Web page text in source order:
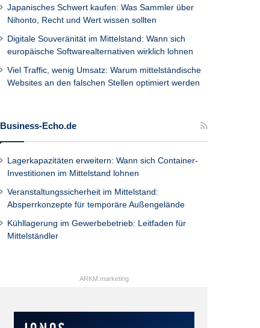
Japanisches Schwert kaufen: Was Sammler über
Nihonto, Recht und Wert wissen sollten
Digitale Souveränität im Mittelstand: Wann sich
europäische Softwarealternativen wirklich lohnen
Viel Traffic, wenig Umsatz: Warum mittelständische
Websites an den falschen Stellen optimiert werden
Business-Echo.de
Lagerkapazitäten erweitern: Wann sich Container-
Investitionen im Mittelstand lohnen
Veranstaltungssicherheit im Mittelstand:
Absperrkonzepte für temporäre Außengelände
Kühllagerung im Gewerbebetrieb: Leitfaden für
Mittelständler
ARKM.marketing